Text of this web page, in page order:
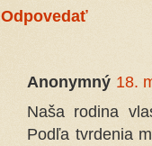
Odpovedať
Anonymný 18.
Naša rodina
Podľa tvrdenia